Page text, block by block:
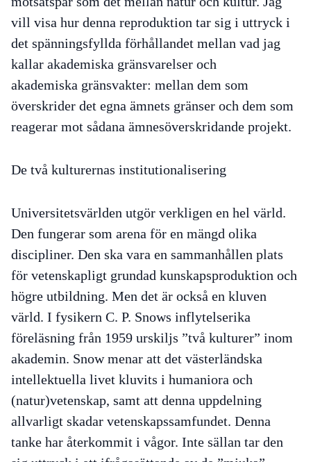
vill visa hur denna reproduktion tar sig i uttryck i
det spänningsfyllda förhållandet mellan vad jag
kallar akademiska gränsvarelser och
akademiska gränsvakter: mellan dem som
överskrider det egna ämnets gränser och dem som
reagerar mot sådana ämnesöverskridande projekt.
De två kulturernas institutionalisering
Universitetsvärlden utgör verkligen en hel värld.
Den fungerar som arena för en mängd olika
discipliner. Den ska vara en sammanhållen plats
för vetenskapligt grundad kunskapsproduktion och
högre utbildning. Men det är också en kluven
värld. I fysikern C. P. Snows inflytelserika
föreläsning från 1959 urskiljs ”två kulturer” inom
akademin. Snow menar att det västerländska
intellektuella livet kluvits i humaniora och
(natur)vetenskap, samt att denna uppdelning
allvarligt skadar vetenskapssamfundet. Denna
tanke har återkommit i vågor. Inte sällan tar den